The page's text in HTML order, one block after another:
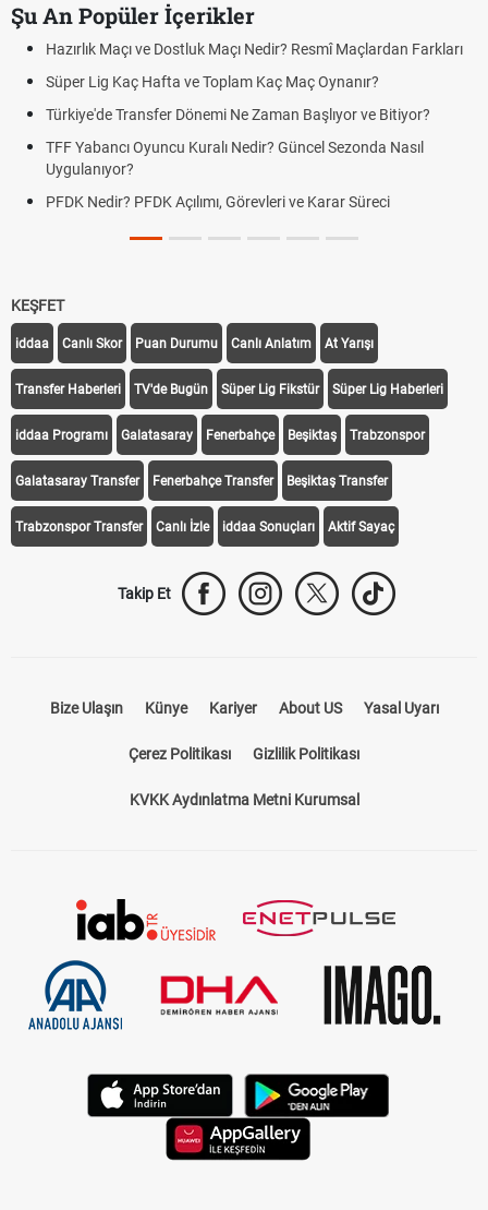
Şu An Popüler İçerikler
Nedir? Resmî Maçlardan Farkları
Kaç Maç Oynanır?
Zaman Başlıyor ve Bitiyor?
Güncel Sezonda Nasıl
ve Karar Süreci
Puan Durumunda AG, OM ve
Skor Ne Demek? Sporda Skor
Futbol Nasıl Oynanır? Temel
Deplasman Golü Kuralı
DGS Sonuçları Ne Zaman
KEŞFET
iddaa Canlı Skor Puan Durumu Canlı Anlatım At Yarışı
Transfer Haberleri TV'de Bugün Süper Lig Fikstür Süper Lig Haberleri
iddaa Programı Galatasaray Fenerbahçe Beşiktaş Trabzonspor
Galatasaray Transfer Fenerbahçe Transfer Beşiktaş Transfer
Trabzonspor Transfer Canlı İzle iddaa Sonuçları Aktif Sayaç